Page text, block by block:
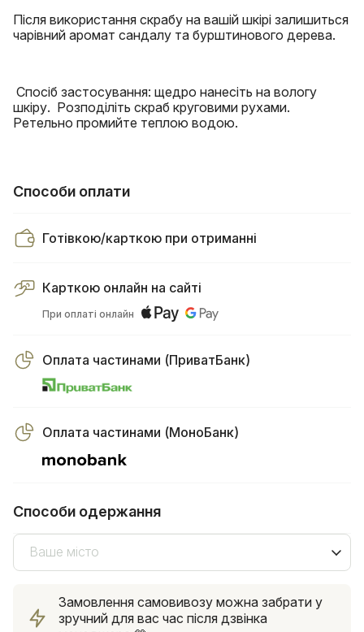
Після використання скрабу на вашій шкірі залишиться
чарівний аромат сандалу та бурштинового дерева.
Спосіб застосування: щедро нанесіть на вологу
шкіру. Розподіліть скраб круговими рухами.
Ретельно промийте теплою водою.
Способи оплати
Готівкою/карткою при отриманні
Карткою онлайн на сайті
При оплаті онлайн
Оплата частинами (ПриватБанк)
Оплата частинами (МоноБанк)
Способи одержання
Ваше місто
Замовлення самовивозу можна забрати у
зручний для вас час після дзвінка